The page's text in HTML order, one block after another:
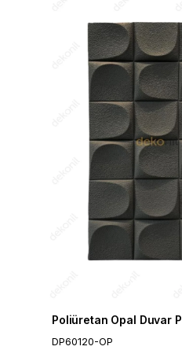
DP60120-OP